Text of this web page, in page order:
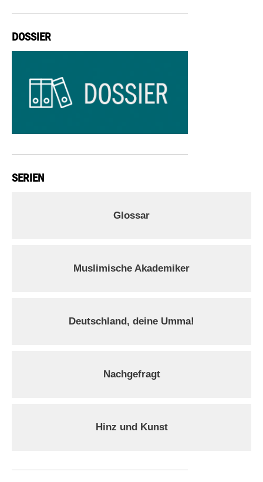
DOSSIER
SERIEN
Glossar
Muslimische Akademiker
Deutschland, deine Umma!
Nachgefragt
Hinz und Kunst